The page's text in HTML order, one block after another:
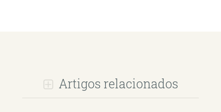
Artigos relacionados